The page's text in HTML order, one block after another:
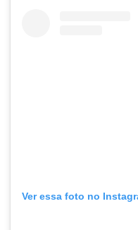
Ver essa foto no